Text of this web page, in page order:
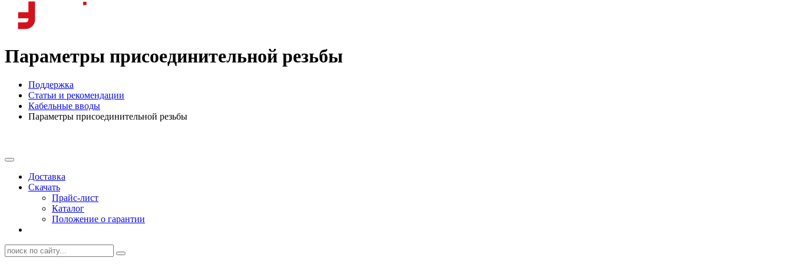
Параметры присоединительной резьбы
Поддержка
Статьи и рекомендации
Кабельные вводы
Параметры присоединительной резьбы
Доставка
Скачать
Прайс-лист
Каталог
Положение о гарантии